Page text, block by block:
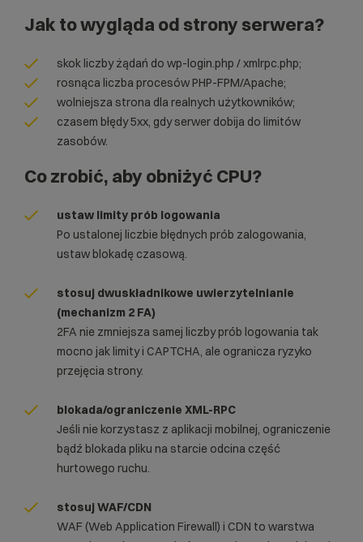
Jak to wygląda od strony serwera?
skok liczby żądań do wp-login.php / xmlrpc.php;
rosnąca liczba procesów PHP-FPM/Apache;
wolniejsza strona dla realnych użytkowników;
czasem błędy 5xx, gdy serwer dobija do limitów
zasobów.
Co zrobić, aby obniżyć CPU?
ustaw limity prób logowania
Po ustalonej liczbie błędnych prób zalogowania,
ustaw blokadę czasową.
stosuj dwuskładnikowe uwierzytelnianie
(mechanizm 2 FA)
2FA nie zmniejsza samej liczby prób logowania tak
mocno jak limity i CAPTCHA, ale ogranicza ryzyko
przejęcia strony.
blokada/ograniczenie XML-RPC
Jeśli nie korzystasz z aplikacji mobilnej, ograniczenie
bądź blokada pliku na starcie odcina część
hurtowego ruchu.
stosuj WAF/CDN
WAF (Web Application Firewall) i CDN to warstwa